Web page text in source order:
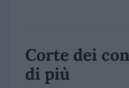
Corte dei
di più